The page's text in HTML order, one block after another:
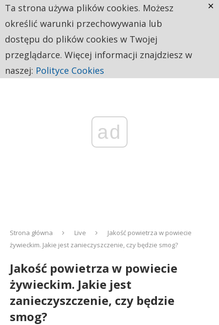
ad
Strona główna Live
Jakość powietrza w powiecie
żywieckim. Jakie jest zanieczyszczenie, czy będzie smog?
Jakość powietrza w powiecie
żywieckim. Jakie jest
zanieczyszczenie, czy będzie
smog?
Ta strona używa plików cookies. Możesz
określić warunki przechowywania lub
dostępu do plików cookies w Twojej
przeglądarce. Więcej informacji znajdziesz w
naszej: Polityce Cookies
×